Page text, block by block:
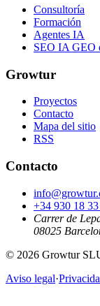
Consultoría
Formación
Agentes IA
SEO IA GEO
Growtur
Proyectos
Contacto
Mapa del sitio
RSS
Contacto
+34 930 18
Carrer de
08025
© 2026 Growtur
Aviso legal·